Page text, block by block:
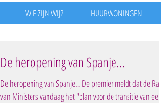
WIE ZIJN WIJ? HUURWONINGEN
De heropening van Spanje…
De heropening van Spanje… De premier meldt dat de Raad
van Ministers vandaag het "plan voor de transitie van een